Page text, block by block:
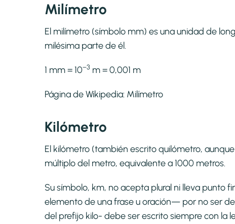
Milímetro
El milímetro (símbolo mm) es una unidad de
milésima parte de él.
1 mm = 10−3 m = 0,001 m
Página de Wikipedia: Milímetro
Kilómetro
El kilómetro (también escrito quilómetro,
múltiplo del metro, equivalente a 1000 metros.
Su símbolo, km, no acepta plural ni lleva
elemento de una frase u oración— por no ser
del prefijo kilo- debe ser escrito siempre con la